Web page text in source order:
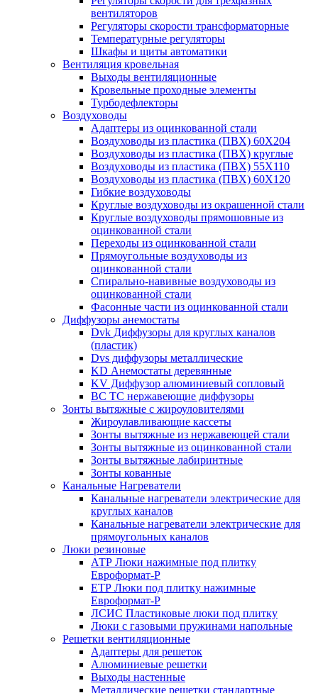
вентиляторов
Регуляторы скорости трансформаторные
Температурные регуляторы
Шкафы и щиты автоматики
Вентиляция кровельная
Выходы вентиляционные
Кровельные проходные элементы
Турбодефлекторы
Воздуховоды
Адаптеры из оцинкованной стали
Воздуховоды из пластика (ПВХ) 60Х204
Воздуховоды из пластика (ПВХ) круглые
Воздуховоды из пластика (ПВХ) 55Х110
Воздуховоды из пластика (ПВХ) 60Х120
Гибкие воздуховоды
Круглые воздуховоды из окрашенной стали
Круглые воздуховоды прямошовные из
оцинкованной стали
Переходы из оцинкованной стали
Прямоугольные воздуховоды из
оцинкованной стали
Спирально-навивные воздуховоды из
оцинкованной стали
Фасонные части из оцинкованной стали
Диффузоры анемостаты
Dvk Диффузоры для круглых каналов
(пластик)
Dvs диффузоры металлические
KD Анемостаты деревянные
KV Диффузор алюминиевый сопловый
ВС ТС нержавеющие диффузоры
Зонты вытяжные с жироуловителями
Жироулавливающие кассеты
Зонты вытяжные из нержавеющей стали
Зонты вытяжные из оцинкованной стали
Зонты вытяжные лабиринтные
Зонты кованные
Канальные Нагреватели
Канальные нагреватели электрические для
круглых каналов
Канальные нагреватели электрические для
прямоугольных каналов
Люки резиновые
АТР Люки нажимные под плитку
Евроформат-Р
ЕТР Люки под плитку нажимные
Евроформат-Р
ЛСИС Пластиковые люки под плитку
Люки с газовыми пружинами напольные
Решетки вентиляционные
Адаптеры для решеток
Алюминиевые решетки
Выходы настенные
Металлические решетки стандартные